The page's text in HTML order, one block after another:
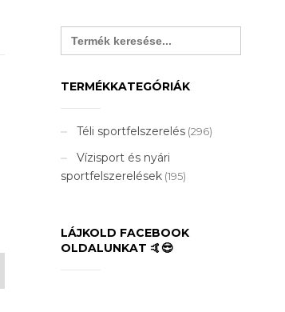
Search
for:
TERMÉKKATEGÓRIÁK
Téli sportfelszerelés (296)
Vízisport és nyári
sportfelszerelések (195)
LÁJKOLD FACEBOOK
OLDALUNKAT 🤙😎